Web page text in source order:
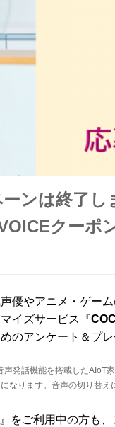
ーンは終了
VOICEクー
優やアニメ・ゲー
イズサービス『
のアンケート＆プ
発話機能を搭載したAIoT
なります。音声の切り替え
をご利用中の方も